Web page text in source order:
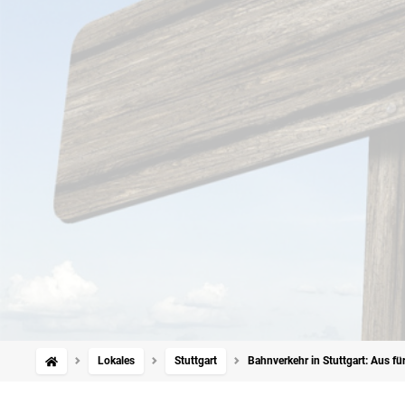
Lokales Stuttgart Bahnverkehr in Stuttgart: Aus